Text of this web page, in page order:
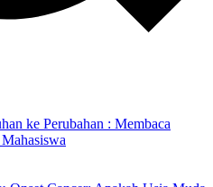
ke Perubahan : Membaca